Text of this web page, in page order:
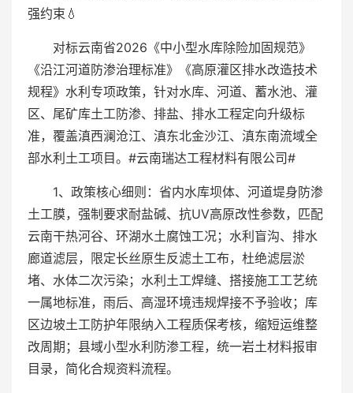
强约束💧
对标云南省2026《中小型水库除险加固规范》
《沿江河道防渗治理标准》《高原灌区排水改造技术
规程》水利专项政策，针对水库、河道、蓄水池、灌
区、尾矿库土工防渗、排盐、排水工程定向升级标
准，覆盖滇西澜沧江、滇东北金沙江、滇东南流域全
部水利土工项目。#云南瑞达工程材料有限公司#
1、政策核心细则：省内水库坝体、河道堤身防渗
土工膜，强制要求耐盐碱、抗UV高原改性参数，匹配
云南干热河谷、环湖水土腐蚀工况；水利盲沟、排水
廊道滤层，限定长丝原生反滤土工布，杜绝滤层淤
堵、水体二次污染；水利土工焊缝、搭接施工工艺统
一属地标准，雨后、高湿环境违规焊接不予验收；库
区边坡土工防护年限纳入工程质保考核，缩短运维整
改周期；县域小型水利防渗工程，统一岩土材料报审
目录，简化合规资料流程。